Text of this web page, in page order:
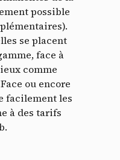
possible
se placent
face à
comme
ou encore
facilement les
à des tarifs